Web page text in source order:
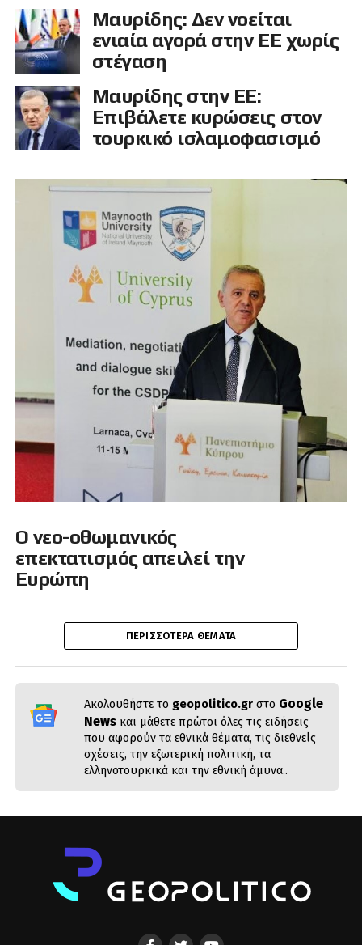
Μαυρίδης: Δεν νοείται
ενιαία αγορά στην ΕΕ χωρίς
στέγαση
Μαυρίδης στην ΕΕ:
Επιβάλετε κυρώσεις στον
τουρκικό ισλαμοφασισμό
Ο νεο-οθωμανικός
επεκτατισμός απειλεί την
Ευρώπη
ΠΕΡΙΣΣΌΤΕΡΑ ΘΈΜΑΤΑ
Ακολουθήστε το geopolitico.grστο Google
Newsκαι μάθετε πρώτοι όλες τις ειδήσεις
που αφορούν τα εθνικά θέματα, τις διεθνείς
σχέσεις, την εξωτερική πολιτική, τα
ελληνοτουρκικά και την εθνική άμυνα..